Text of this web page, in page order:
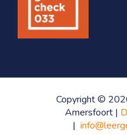
Copyright ©
Amersfoort |
|